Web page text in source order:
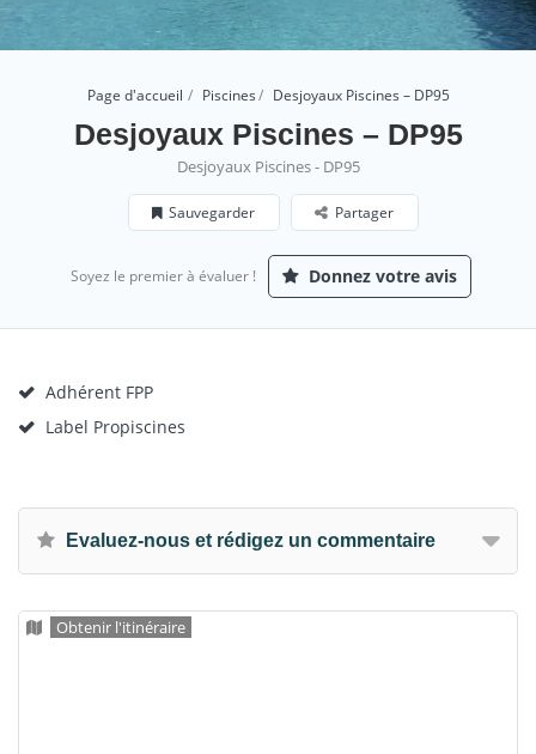
Page d'accueil Piscines Desjoyaux Piscines – DP95
Desjoyaux Piscines – DP95
Desjoyaux Piscines - DP95
Sauvegarder Partager
Soyez le premier à évaluer ! Donnez votre avis
Adhérent FPP
Label Propiscines
Evaluez-nous et rédigez un commentaire
Obtenir l'itinéraire